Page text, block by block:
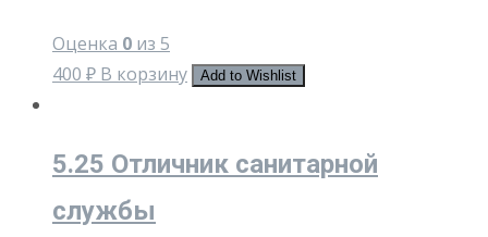
Оценка 0 из 5
400 ₽ В корзину Add to Wishlist
5.25 Отличник санитарной
службы